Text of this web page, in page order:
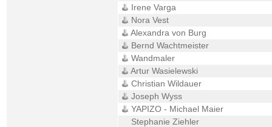
Irene Varga
Nora Vest
Alexandra von Burg
Bernd Wachtmeister
Wandmaler
Artur Wasielewski
Christian Wildauer
Joseph Wyss
YAPIZO - Michael Maier
Stephanie Ziehler